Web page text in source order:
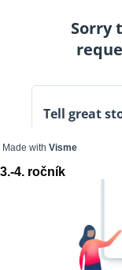
Made with Visme
3.-4. ročník